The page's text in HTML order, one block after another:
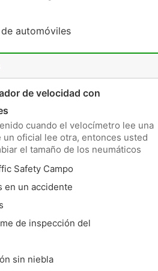
automóviles
de velocidad con
cuando el velocímetro lee una
un oficial lee otra, entonces usted
el tamaño de los neumáticos
automóviles se calibran basándo
Safety Campo
examen
en un accidente
de inspección del
sin niebla